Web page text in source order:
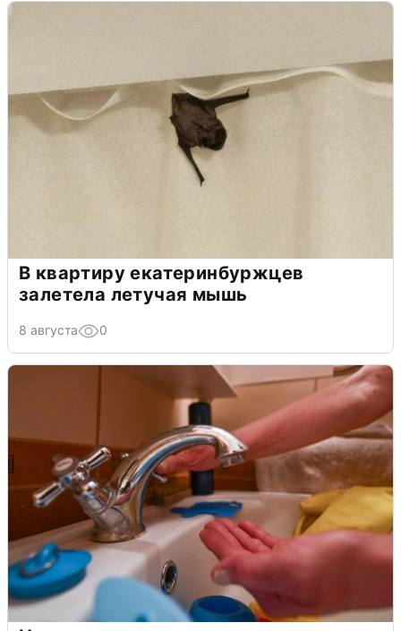
В квартиру екатеринбуржцев
залетела летучая мышь
8 августа 0